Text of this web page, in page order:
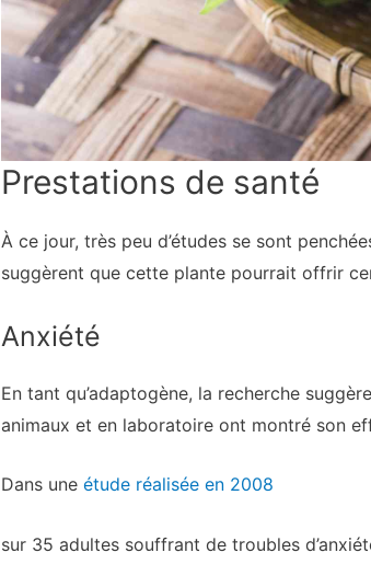
Prestations de santé
À ce jour, très peu d’études se sont
suggèrent que cette plante pourrait offrir
Anxiété
En tant qu’adaptogène, la recherche
animaux et en laboratoire ont montré son
Dans une étude réalisée en 2008
sur 35 adultes souffrant de troubles